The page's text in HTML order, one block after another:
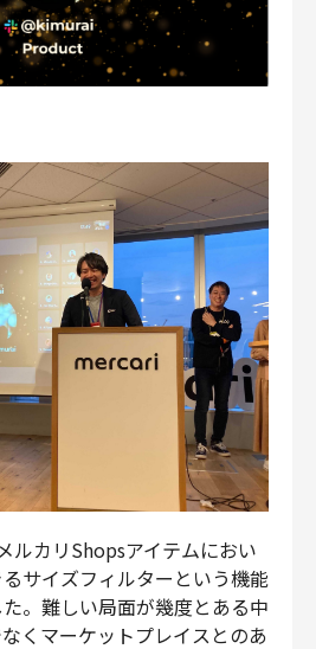
ルカリShopsアイテムにおい
サイズフィルターという機能
。難しい局面が幾度とある中
くマーケットプレイスとのあ